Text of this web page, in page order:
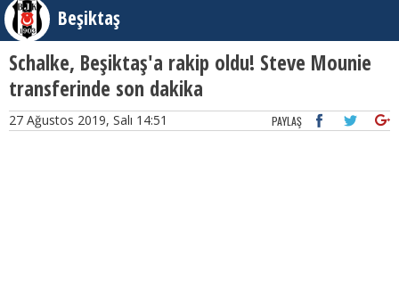
Beşiktaş
Schalke, Beşiktaş'a rakip oldu! Steve Mounie
transferinde son dakika
27 Ağustos 2019, Salı 14:51 PAYLAŞ